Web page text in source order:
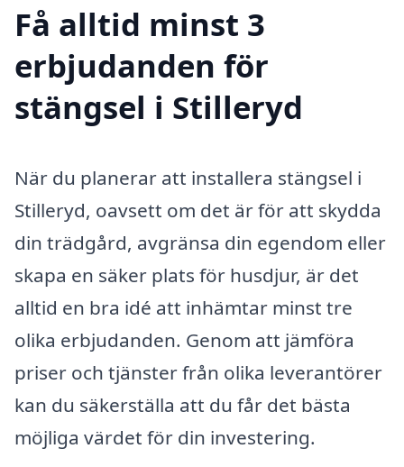
Få alltid minst 3
erbjudanden för
stängsel i Stilleryd
När du planerar att installera stängsel i
Stilleryd, oavsett om det är för att skydda
din trädgård, avgränsa din egendom eller
skapa en säker plats för husdjur, är det
alltid en bra idé att inhämtar minst tre
olika erbjudanden. Genom att jämföra
priser och tjänster från olika leverantörer
kan du säkerställa att du får det bästa
möjliga värdet för din investering.